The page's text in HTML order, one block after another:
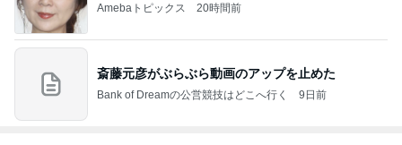
Amebaトピックス 20時間前
斎藤元彦がぶらぶら動画のアップを止めた
Bank of Dreamの公営競技はどこへ行く 9日前